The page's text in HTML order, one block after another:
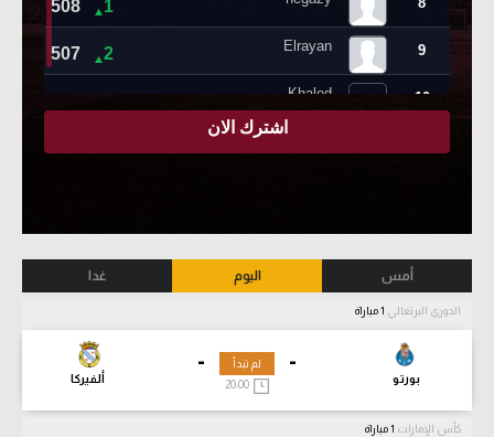
أمس اليوم غدا
الدوري البرتغالي
-
بورتو
-
ألفيركا
لم تبدأ
كأس الإمارات